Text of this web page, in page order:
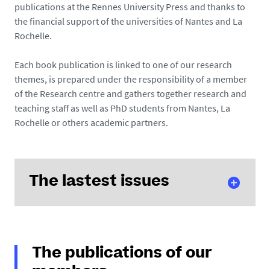
publications at the Rennes University Press and thanks to
the financial support of the universities of Nantes and La
Rochelle.
Each book publication is linked to one of our research
themes, is prepared under the responsibility of a member
of the Research centre and gathers together research and
teaching staff as well as PhD students from Nantes, La
Rochelle or others academic partners.
The lastest issues
début XVIIIe siècle, (Bernard MICHON)
N° 62, Peuples en vitrine - Une approche comparée
The publications of our